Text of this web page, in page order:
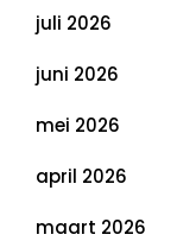
juli 2026
juni 2026
mei 2026
april 2026
maart 2026